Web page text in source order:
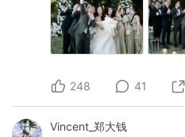
248 41
Vincent_郑大钱